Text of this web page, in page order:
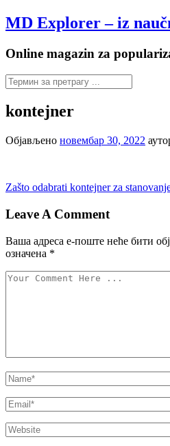
Настави
на
MD Explorer – iz
Online magazin za
kontejner
Објављено новембар 30, 2022
Управљање
објавама
Zašto odabrati kontejner za
Leave A Comment
Ваша адреса е-поште неће бити
означена *